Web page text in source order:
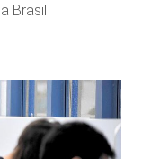
Brasil